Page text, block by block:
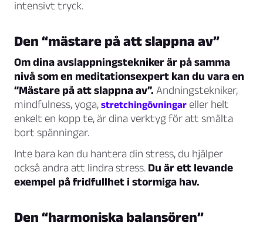
intensivt tryck.
Den “mästare på att slappna av”
Om dina avslappningstekniker är på samma
nivå som en meditationsexpert kan du vara en
“Mästare på att slappna av”. Andningstekniker,
mindfulness, yoga, stretchingövningar eller helt
enkelt en kopp te, är dina verktyg för att smälta
bort spänningar.
Inte bara kan du hantera din stress, du hjälper
också andra att lindra stress. Du är ett levande
exempel på fridfullhet i stormiga hav.
Den “harmoniska balansören”